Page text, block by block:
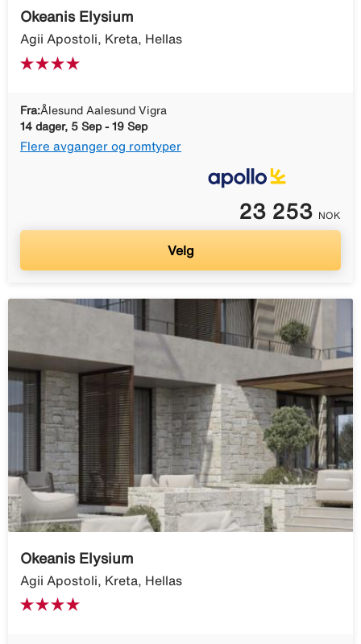
Okeanis Elysium
Agii Apostoli, Kreta, Hellas
Fra:Ålesund Aalesund Vigra
14 dager, 5 Sep - 19 Sep
Flere avganger og romtyper
23 253 NOK
Velg
Okeanis Elysium
Agii Apostoli, Kreta, Hellas